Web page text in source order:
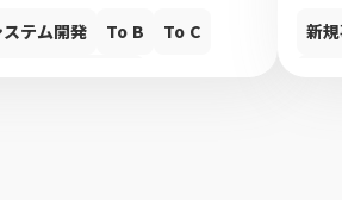
ステム開発 To B
To C
新